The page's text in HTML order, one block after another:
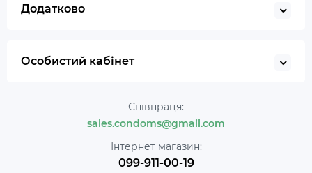
Додатково
Особистий кабінет
Співпраця:
sales.condoms@gmail.com
Інтернет магазин:
099-911-00-19